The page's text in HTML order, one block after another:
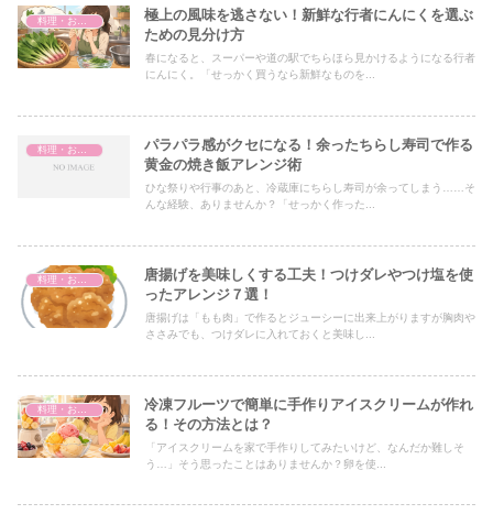
極上の風味を逃さない！新鮮な行者にんにくを選ぶ
ための見分け方
春になると、スーパーや道の駅でちらほら見かけるようになる行者
にんにく。「せっかく買うなら新鮮なものを...
料理・おかし
パラパラ感がクセになる！余ったちらし寿司で作る
黄金の焼き飯アレンジ術
ひな祭りや行事のあと、冷蔵庫にちらし寿司が余ってしまう……そ
んな経験、ありませんか？「せっかく作った...
料理・おかし
唐揚げを美味しくする工夫！つけダレやつけ塩を使
ったアレンジ７選！
唐揚げは「もも肉」で作るとジューシーに出来上がりますが胸肉や
ささみでも、つけダレに入れておくと美味し...
料理・おかし
冷凍フルーツで簡単に手作りアイスクリームが作れ
る！その方法とは？
「アイスクリームを家で手作りしてみたいけど、なんだか難しそ
う…」そう思ったことはありませんか？卵を使...